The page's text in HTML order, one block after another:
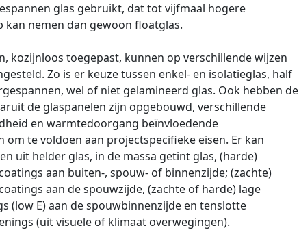
glas gebruikt, dat tot vijfmaal hogere
kan nemen dan gewoon floatglas.
kozijnloos toegepast, kunnen op verschillende wijzen
Zo is er keuze tussen enkel- en isolatieglas, half
wel of niet gelamineerd glas. Ook hebben de
de glaspanelen zijn opgebouwd, verschillende
en warmtedoorgang beïnvloedende
om te voldoen aan projectspecifieke eisen. Er kan
uit helder glas, in de massa getint glas, (harde)
aan buiten-, spouw- of binnenzijde; (zachte)
aan de spouwzijde, (zachte of harde) lage
(low E) aan de spouwbinnenzijde en tenslotte
(uit visuele of klimaat overwegingen).